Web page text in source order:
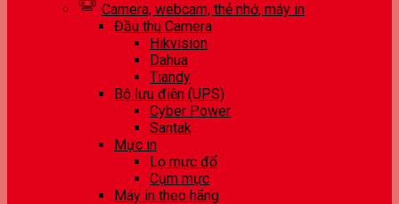
Camera, webcam, thẻ nhớ, máy in
Đầu thu Camera
Hikvision
Dahua
Tiandy
Bộ lưu điện (UPS)
Cyber Power
Santak
Mực in
Lọ mực đổ
Cụm mực
Máy in theo hãng